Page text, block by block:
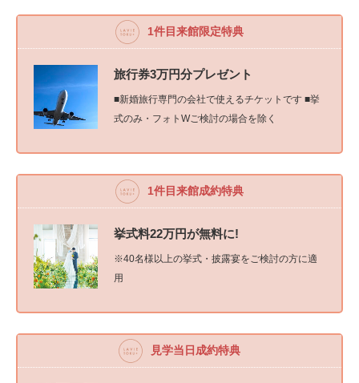
1件目来館限定特典
旅行券3万円分プレゼント
■新婚旅行専門の会社で使えるチケットです ■挙
式のみ・フォトWご検討の場合を除く
1件目来館成約特典
挙式料22万円が無料に!
※40名様以上の挙式・披露宴をご検討の方に適
用
見学当日成約特典